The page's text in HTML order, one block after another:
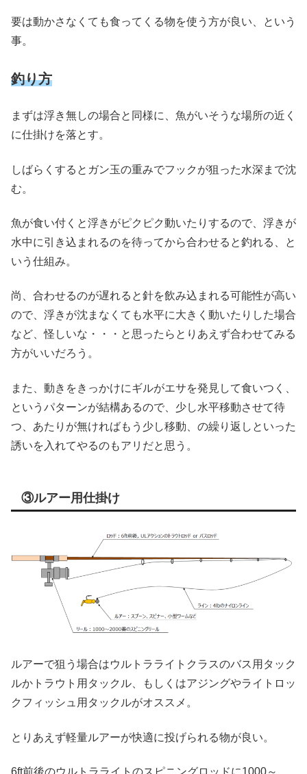
要は動かさなくても食ってくる物を使う方が良い、という
事。
釣り方
まずは浮き無しの場合と同様に、魚がいそうな場所の近く
に仕掛けを落とす。
しばらくするとガン玉の重みでフックが狙った水深まで沈
む。
魚が食い付くと浮きがピクピク動いたりするので、浮きが
水中に引き込まれるのを待ってから合わせると釣れる、と
いう仕組み。
尚、合わせるのが遅れると針を飲み込まれる可能性が高い
ので、浮きが沈まなくても水平に大きく動いたりした場合
など、怪しいな・・・と思ったらとりあえず合わせてみる
方がいいだろう。
また、動きをきっかけにギルがエサを発見して食いつく、
というパターンが結構あるので、少し水平移動させて待
つ、あたりが無ければもう少し移動、の繰り返しといった
誘いを入れてやるのもアリだと思う。
③ルアー用仕掛け
ルアーで狙う場合はウルトラライトクラスのバス用タック
ルかトラウト用タックル、もしくはアジングやライトロッ
クフィッシュ用タックルがオススメ。
とりあえず軽量ルアーが快適に投げられる物が良い。
6ft前後のウルトラライトのスピニングロッドに1000～